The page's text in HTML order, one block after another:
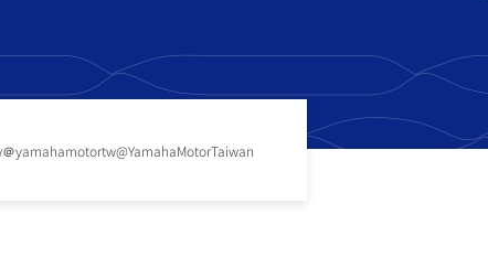
＠yamahamotortw@YamahaMotorTaiwan